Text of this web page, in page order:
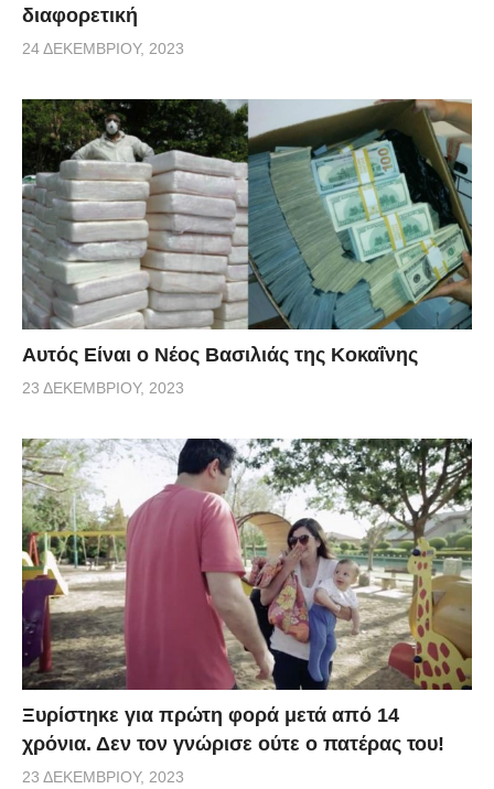
διαφορετική
24 ΔΕΚΕΜΒΡΊΟΥ, 2023
Αυτός Είναι ο Νέος Βασιλιάς της Κοκαΐνης
23 ΔΕΚΕΜΒΡΊΟΥ, 2023
Ξυρίστηκε για πρώτη φορά μετά από 14
χρόνια. Δεν τον γνώρισε ούτε ο πατέρας του!
23 ΔΕΚΕΜΒΡΊΟΥ, 2023